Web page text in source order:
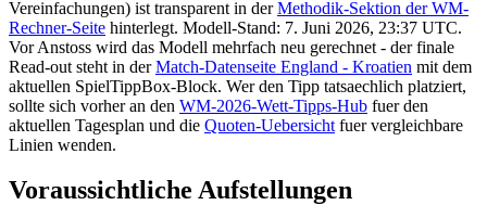
Vereinfachungen) ist transparent in derMethodik-Sektion der WM-
Rechner-Seite hinterlegt. Modell-Stand: 7. Juni 2026, 23:37 UTC.
Vor Anstoss wird das Modell mehrfach neu gerechnet - der finale
Read-out steht in derMatch-Datenseite England - Kroatien mit dem
aktuellen SpielTippBox-Block. Wer den Tipp tatsaechlich platziert,
sollte sich vorher an den WM-2026-Wett-Tipps-Hub fuer den
aktuellen Tagesplan und die Quoten-Uebersicht fuer vergleichbare
Linien wenden.
Voraussichtliche Aufstellungen